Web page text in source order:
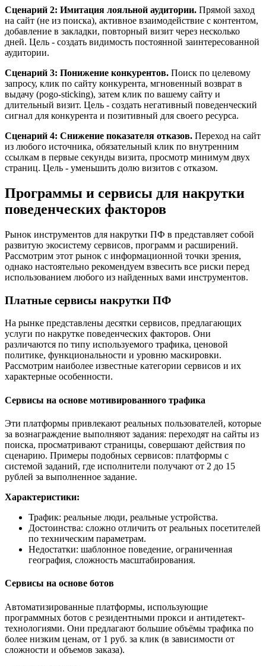
Сценарий 2: Имитация лояльной аудитории. Прямой заход
на сайт (не из поиска), активное взаимодействие с контентом,
добавление в закладки, повторный визит через несколько
дней. Цель - создать видимость постоянной заинтересованной
аудитории.
Сценарий 3: Понижение конкурентов. Поиск по целевому
запросу, клик по сайту конкурента, мгновенный возврат в
выдачу (pogo-sticking), затем клик по вашему сайту и
длительный визит. Цель - создать негативный поведенческий
сигнал для конкурента и позитивный для своего ресурса.
Сценарий 4: Снижение показателя отказов. Переход на сайт
из любого источника, обязательный клик по внутренним
ссылкам в первые секунды визита, просмотр минимум двух
страниц. Цель - уменьшить долю визитов с отказом.
Программы и сервисы для накрутки
поведенческих факторов
Рынок инструментов для накрутки ПФ в представляет собой
развитую экосистему сервисов, программ и расширений.
Рассмотрим этот рынок с информационной точки зрения,
однако настоятельно рекомендуем взвесить все риски перед
использованием любого из найденных вами инструментов.
Платные сервисы накрутки ПФ
На рынке представлены десятки сервисов, предлагающих
услуги по накрутке поведенческих факторов. Они
различаются по типу используемого трафика, ценовой
политике, функциональности и уровню маскировки.
Рассмотрим наиболее известные категории сервисов и их
характерные особенности.
Сервисы на основе мотивированного трафика
Эти платформы привлекают реальных пользователей, которые
за вознаграждение выполняют задания: переходят на сайты из
поиска, просматривают страницы, совершают действия по
сценарию. Примеры подобных сервисов: платформы с
системой заданий, где исполнители получают от 2 до 15
рублей за выполненное задание.
Характеристики:
Трафик: реальные люди, реальные устройства.
Достоинства: сложно отличить от реальных посетителей
по техническим параметрам.
Недостатки: шаблонное поведение, ограниченная
география, сложность масштабирования.
Сервисы на основе ботов
Автоматизированные платформы, использующие
программных ботов с резидентными прокси и антидетект-
технологиями. Они предлагают большие объёмы трафика по
более низким ценам, от 1 руб. за клик (в зависимости от
сложности и объемов заказа).